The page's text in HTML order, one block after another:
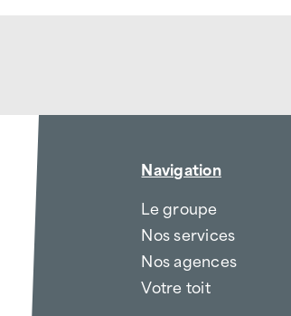
Navigation
Le groupe
Nos services
Nos agences
Votre toit